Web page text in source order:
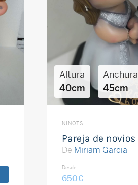
Altura
40cm
Anchura
45cm
NINOTS
Pareja de novios
De Miriam Garcia
Desde:
650€